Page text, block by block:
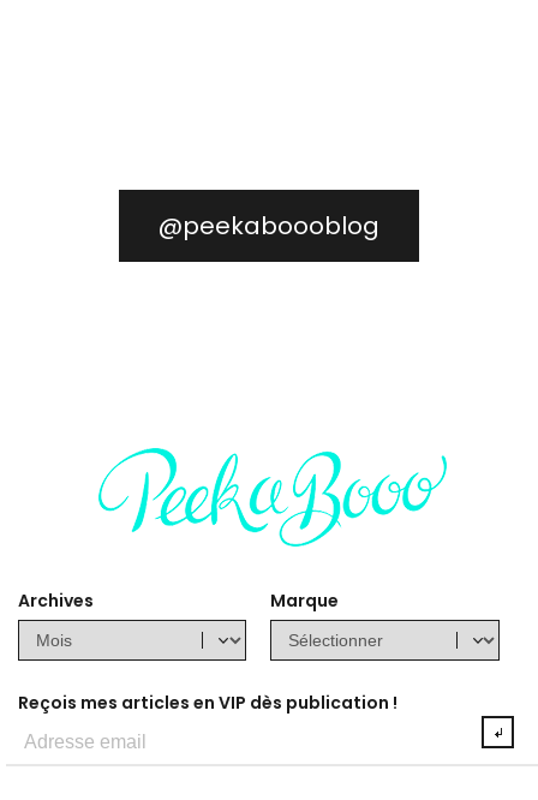
@peekaboooblog
Archives Marque
Reçois mes articles en VIP dès publication !